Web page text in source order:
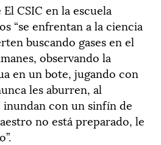
CSIC en la escuela
“se enfrentan a la ciencia
buscando gases en el
observando la
en un bote, jugando con
les aburren, al
con un sinfín de
no está preparado, le